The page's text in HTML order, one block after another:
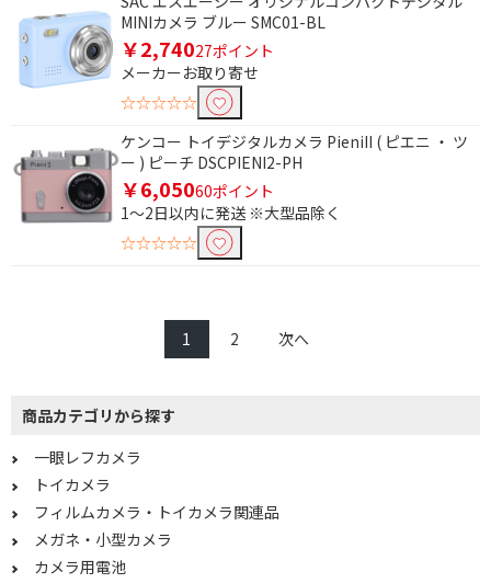
MINIカメラ ブルー SMC01-BL
￥2,74027ポイント
メーカーお取り寄せ
☆☆☆☆☆
ケンコー トイデジタルカメラ PieniII ( ピエニ ・ ツ
ー ) ピーチ DSCPIENI2-PH
￥6,05060ポイント
1～2日以内に発送 ※大型品除く
☆☆☆☆☆
1 2 次へ
商品カテゴリから探す
一眼レフカメラ
トイカメラ
フィルムカメラ・トイカメラ関連品
メガネ・小型カメラ
カメラ用電池